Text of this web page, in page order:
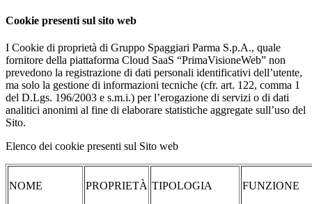
Cookie presenti sul sito web
I Cookie di proprietà di Gruppo Spaggiari Parma S.p.A., quale
fornitore della piattaforma Cloud SaaS “PrimaVisioneWeb” non
prevedono la registrazione di dati personali identificativi dell’utente,
ma solo la gestione di informazioni tecniche (cfr. art. 122, comma 1
del D.Lgs. 196/2003 e s.m.i.) per l’erogazione di servizi o di dati
analitici anonimi al fine di elaborare statistiche aggregate sull’uso del
Sito.
Elenco dei cookie presenti sul Sito web
NOME PROPRIETÀ TIPOLOGIA FUNZIONE